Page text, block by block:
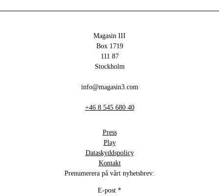
Magasin III
Box 1719
111 87
Stockholm
info@magasin3.com
+46 8 545 680 40
Press
Play
Dataskyddspolicy
Kontakt
Prenumerera på vårt nyhetsbrev:
E-post *